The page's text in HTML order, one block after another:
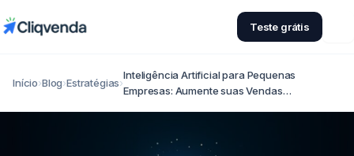
Teste grátis
Início›Blog›Estratégias›
Inteligência Artificial para Pequenas
Empresas: Aumente suas Vendas…